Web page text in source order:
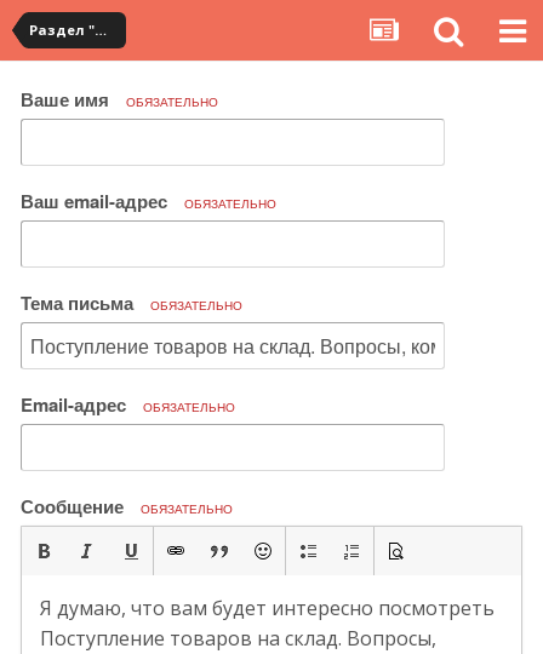
Раздел "Мои покупки" на сервисе YouCanBuy
Ваше имя ОБЯЗАТЕЛЬНО
Ваш email-адрес ОБЯЗАТЕЛЬНО
Тема письма ОБЯЗАТЕЛЬНО
Email-адрес ОБЯЗАТЕЛЬНО
Сообщение ОБЯЗАТЕЛЬНО
Я думаю, что вам будет интересно посмотреть
Поступление товаров на склад. Вопросы,